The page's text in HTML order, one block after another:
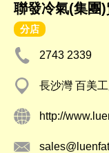
聯發冷氣(集團
分店
2743 2339
長沙灣 百美
http://